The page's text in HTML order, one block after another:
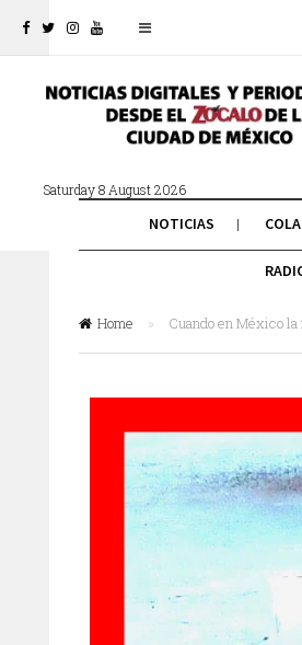
Saturday 8 August 2026
NOTICIAS
Home » Cuando en México